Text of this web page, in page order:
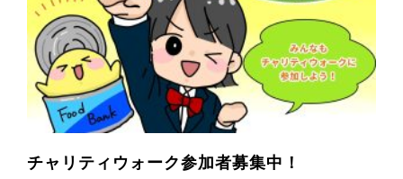
チャリティウォーク参加者募集中！